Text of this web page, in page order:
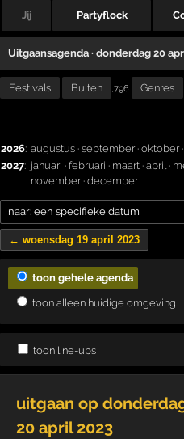
Jij Partyflock
Uitgaansagenda · donderdag 20
Festivals Buiten ,796 Genres
2026: augustus · september· oktober·
2027: januari · februari · maart · april·
november· december
← woensdag 19 april 2023
toon gehele agenda
toon alleen huidige omgeving
toon line-ups
uitgaan op
20 april 2023